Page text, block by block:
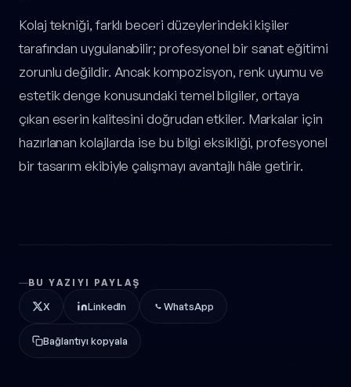
Kolaj tekniği, farklı beceri düzeylerindeki kişiler
tarafından uygulanabilir; profesyonel bir sanat eğitimi
zorunlu değildir. Ancak kompozisyon, renk uyumu ve
estetik denge konusundaki temel bilgiler, ortaya
çıkan eserin kalitesini doğrudan etkiler. Markalar için
hazırlanan kolajlarda ise bu bilgi eksikliği, profesyonel
bir tasarım ekibiyle çalışmayı avantajlı hâle getirir.
BU YAZIYI PAYLAŞ
X LinkedIn WhatsApp
Bağlantıyı kopyala